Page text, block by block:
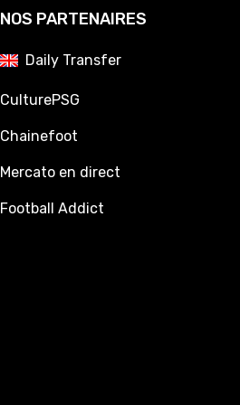
NOS PARTENAIRES
Daily Transfer
CulturePSG
Chainefoot
Mercato en direct
Football Addict